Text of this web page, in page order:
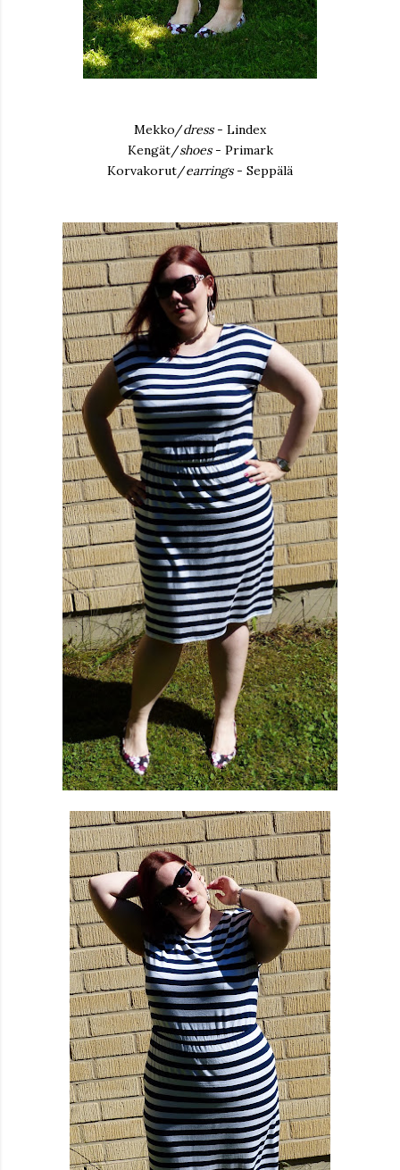
Mekko/dress- Lindex
Kengät/shoes- Primark
Korvakorut/earrings- Seppälä